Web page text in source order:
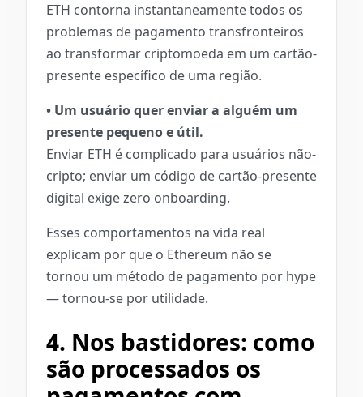
ETH contorna instantaneamente todos os
problemas de pagamento transfronteiros
ao transformar criptomoeda em um cartão-
presente específico de uma região.
• Um usuário quer enviar a alguém um
presente pequeno e útil.
Enviar ETH é complicado para usuários não-
cripto; enviar um código de cartão-presente
digital exige zero onboarding.
Esses comportamentos na vida real
explicam por que o Ethereum não se
tornou um método de pagamento por hype
— tornou-se por utilidade.
4. Nos bastidores: como
são processados os